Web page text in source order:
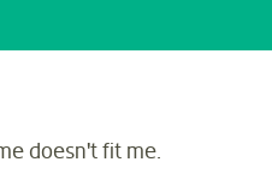
doesn't fit me.